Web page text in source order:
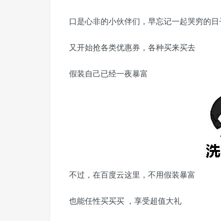
口是心非的小伙伴们，早忘记一起哭穷的日
又开始抢各类优惠券，各种买来买去
假装自己已经一夜暴富
不过，在百度云这里，不用假装暴富
也能任性买买买 ，享受超值大礼